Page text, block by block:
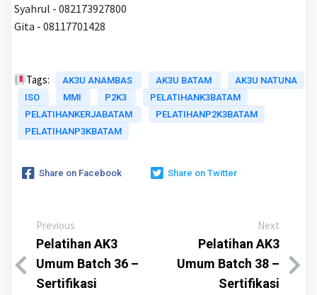
Syahrul - 082173927800
Gita - 08117701428
Tags: AK3U ANAMBAS AK3U BATAM
AK3U NATUNA
ISO
MMI P2K3
PELATIHANK3BATAM
PELATIHANKERJABATAM
PELATIHANP2K3BATAM
PELATIHANP3KBATAM
Share on Facebook Share on Twitter
Previous
Pelatihan AK3
Umum Batch 36 –
Sertifikasi
Next
Pelatihan AK3
Umum Batch 38 –
Sertifikasi